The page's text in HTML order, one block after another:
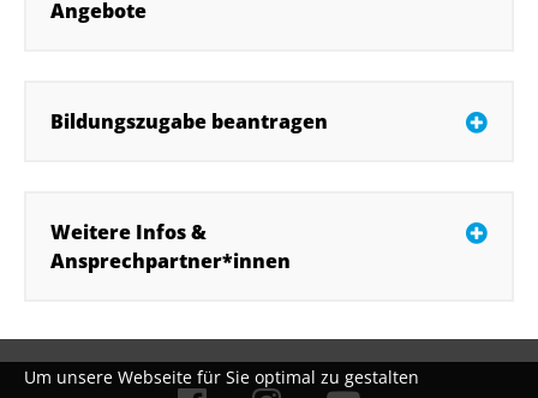
Angebote
Bildungszugabe beantragen
Weitere Infos &
Ansprechpartner*innen
Um unsere Webseite für Sie optimal zu gestalten